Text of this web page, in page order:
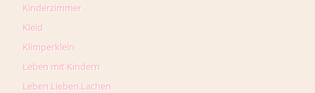
Kinderzimmer
Kleid
Klimperklein
Leben mit Kindern
Leben.Lieben.Lachen